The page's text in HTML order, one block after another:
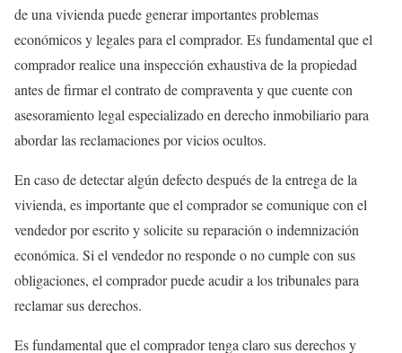
de una vivienda puede generar importantes problemas
económicos y legales para el comprador. Es fundamental que el
comprador realice una inspección exhaustiva de la propiedad
antes de firmar el contrato de compraventa y que cuente con
asesoramiento legal especializado en derecho inmobiliario para
abordar las reclamaciones por vicios ocultos.
En caso de detectar algún defecto después de la entrega de la
vivienda, es importante que el comprador se comunique con el
vendedor por escrito y solicite su reparación o indemnización
económica. Si el vendedor no responde o no cumple con sus
obligaciones, el comprador puede acudir a los tribunales para
reclamar sus derechos.
Es fundamental que el comprador tenga claro sus derechos y